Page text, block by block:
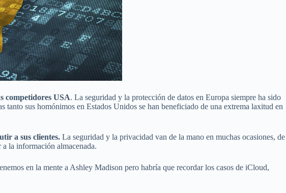
competidores USA. La seguridad y la protección de datos en Europa siempre ha sido
tanto sus homónimos en Estados Unidos se han beneficiado de una extrema laxitud en
a sus clientes. La seguridad y la privacidad van de la mano en muchas ocasiones, de
a la información almacenada.
en la mente a Ashley Madison pero habría que recordar los casos de iCloud,